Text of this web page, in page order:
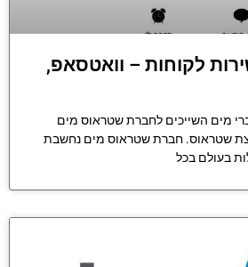
שירות לקוחות – וואטסאפ,
ברי מים השייכים לחברת שטראוס מים
שטראוס. חברת שטראוס מים נחשבת
בעולם בכל